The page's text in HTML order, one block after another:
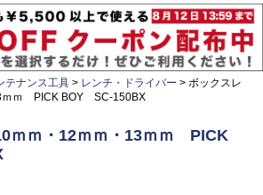
テナンス工具 レンチ・ドライバー
ボックスレ
ｍｍ PICK BOY SC-150BX
ｍｍ・12ｍｍ・13ｍｍ PICK